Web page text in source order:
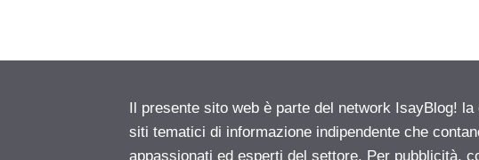
Il presente sito web è parte del network IsayBlog!
siti tematici di informazione indipendente che
appassionati ed esperti del settore. Per pubblicità,